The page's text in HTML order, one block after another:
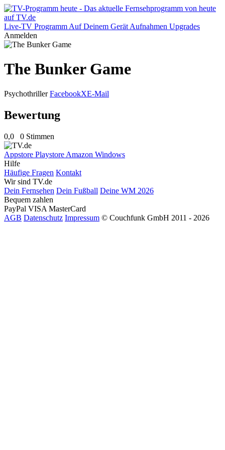
Live-TV Programm Auf Deinem Gerät Aufnahmen Upgrades
Anmelden
The Bunker Game
Psychothriller FacebookXE-Mail
Bewertung
0,0 0 Stimmen
Appstore Playstore Amazon Windows
Hilfe
Häufige Fragen Kontakt
Wir sind TV.de
Dein Fernsehen Dein Fußball Deine WM 2026
Bequem zahlen
PayPal VISA MasterCard
AGB Datenschutz Impressum © Couchfunk GmbH 2011 - 2026